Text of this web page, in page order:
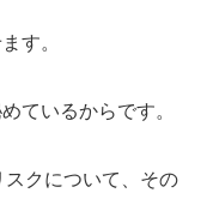
す。
ているからです。
クについて、その